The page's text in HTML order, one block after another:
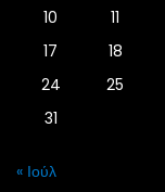
10
11
17
18
24
25
31
« Ιούλ